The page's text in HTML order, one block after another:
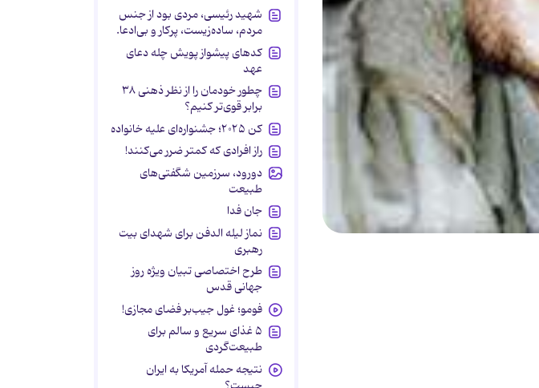
شهید رئیسی، مردی بود از جنس
مردم، ساده‌زیست، پرکار و بی‌ادعا.
کدهای پیشواز پویش چله دعای
عهد
چطور خودمان را از نظر ذهنی ۳۸
برابر قوی‌تر کنیم؟
کن ۲۰۲۵؛ جشنواره‌ای علیه خانواده
راز افرادی که کمتر ضرر می‌کنند!
دورود، سرزمین شگفتی‌های
طبیعت
جان فدا
نماز لیله الدفن برای شهدای بیت
رهبری
طرح اختصاصی تبیان ویژه روز
جهانی قدس
فومو؛ غول جیب‌بر فضای مجازی!
۵ غذای سریع و سالم برای
طبیعت‌گردی
نتیجه حمله آمریکا به ایران